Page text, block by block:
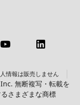
情報は販売しません
無断複写・転載を
さまざまな商標